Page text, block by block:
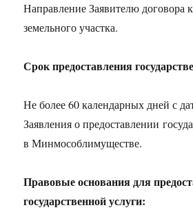
Направление Заявителю договора
земельного участка.
Срок предоставления
Не более 60 календарных дней с
Заявления о предоставлении
в Минмособлимуществе.
Правовые основания для
государственной услуги: